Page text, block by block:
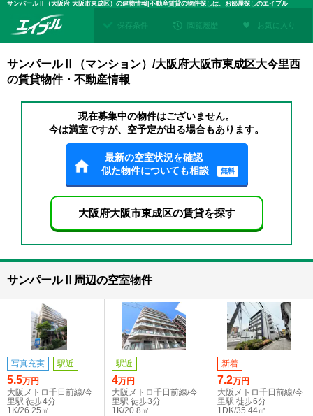
サンパールⅡ（大阪府 大阪市東成区）の建物情報|不動産賃貸の物件探しは、お部屋探しのエイブル
保存条件 閲覧履歴 お気に入り
サンパールⅡ（マンション）/大阪府大阪市東成区大今里西
の賃貸物件・不動産情報
現在募集中の物件はございません。
今は満室ですが、空予定が出る場合もあります。
最新の空室状況を確認
似た物件についても相談
無料
大阪府大阪市東成区の賃貸を探す
サンパールⅡ周辺の空室物件
写真充実 駅近
5.5万円
大阪メトロ千日前線/今
里駅 徒歩4分
1K/26.25㎡
駅近
4万円
大阪メトロ千日前線/今
里駅 徒歩3分
1K/20.8㎡
新着
7.2万円
大阪メトロ千日前線/今
里駅 徒歩6分
1DK/35.44㎡